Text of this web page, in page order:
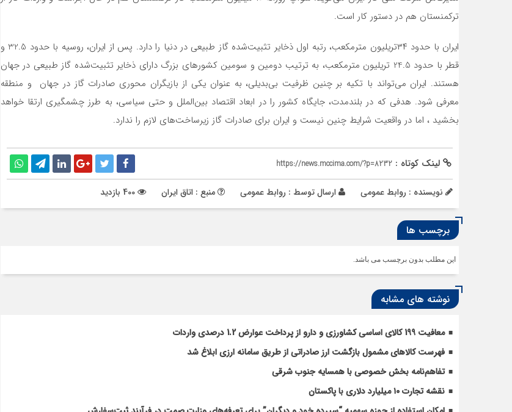
ترکمنستان هم در دستور کار است.
ایران با حدود ۳۴تریلیون مترمکعب، رتبه اول ذخایر تثبیت‌شده گاز طبیعی در دنیا را دارد. پس از ایران، روسیه با حدود 32.5 و
قطر با حدود 24.5 تریلیون مترمکعب، به ترتیب دومین و سومین کشورهای بزرگ دارای ذخایر تثبیت‌‌شده گاز طبیعی در جهان
هستند. ایران می‌تواند با تکیه بر چنین ظرفیت بی‌‌بدیلی، به عنوان یکی از بازیگران محوری صادرات گاز در جهان و منطقه
معرفی شود. هدفی که در بلند‌مدت، جایگاه کشور را در ابعاد اقتصاد بین‌الملل و حتی سیاسی، به طرز چشمگیری ارتقا خواهد
بخشید ، اما در واقعیت شرایط چنین نیست و ایران برای صادرات گاز زیرساخت‌های لازم را ندارد.
لینک کوتاه : https://news.mccima.com/?p=8232
نویسنده : روابط عمومی ارسال توسط : روابط عمومی منبع : اتاق ایران
برچسب ها
این مطلب بدون برچسب می باشد.
نوشته های مشابه
معافیت 199 کالای اساسی کشاورزی و دارو از پرداخت عوارض 1.2 درصدی واردات
فهرست کالاهای مشمول بازگشت ارز صادراتی از طریق سامانه ارزی ابلاغ شد
تفاهم‌نامه بخش خصوصی با همسایه جنوب شرقی
نقشه تجارت ۱۰‌ میلیارد دلاری با پاکستان